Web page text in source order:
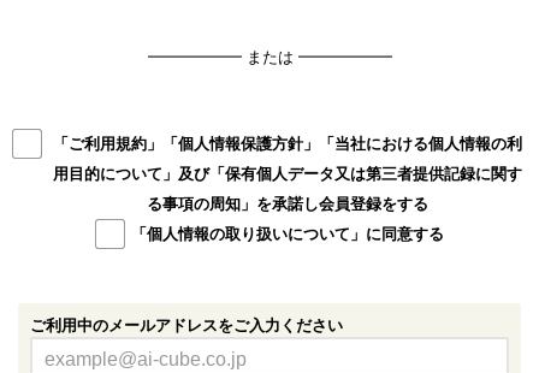
することなく本サービスの全部または一部の提供を停止または中断することが
できるものとします。
（1）本サービスにかかるコンピュータシステムの保守点検または更新を行う
場合。
（2）地震、落雷、火災、停電または天災などの不可抗力により、本サービス
の提供が困難となった場合。
（3）コンピュータまたは通信回線等が事故により停止した場合。
いものとします。
第9条（知的財産権について）
を把握した場合の社内対応体制、関係機関への報告体制を整備。
人的安全管理措置
個人情報の取扱いに関する遵守事項について、従業者に定期的な研修を実施。
個人情報や機密情報に関する秘密保持義務について就業規則に記載した上で誓約
書の取り交わしを実施。
物理的安全管理措置
個人データを取り扱う区域において、入退室管理、及び持込機器等のネットワー
めの措置を実施。
技術的安全管理措置
個人データを取り扱う情報システムを外部からの不正アクセス、又は不正ソフト
電話 （0797）23-5761
個人情報をご提供いただくことは、ご本人の任意です。しかし、必要な情報をご
提供いただけない場合、お問合せに対するご回答ができない場合があります。
8. ご提供いただいた個人情報の取り扱い
当社では、ご提供いただいた個人情報を、JIS Q15001に準拠した個人情報保護マ
ネジメントシステムにより、漏洩・紛失などが無いよう安全管理策を実施し、適
━━━━━━ または ━━━━━━
「ご利用規約」「個人情報保護方針」「当社における個人情報の利
用目的について」及び「保有個人データ又は第三者提供記録に関す
る事項の周知」を承諾し会員登録をする
「個人情報の取り扱いについて」に同意する
ご利用中のメールアドレスをご入力ください